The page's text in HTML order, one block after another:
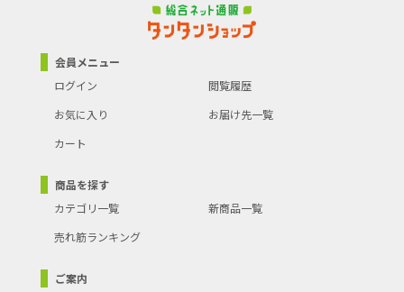
会員メニュー
ログイン
閲覧履歴
お気に入り
お届け先一覧
カート
商品を探す
カテゴリ一覧
新商品一覧
売れ筋ランキング
ご案内